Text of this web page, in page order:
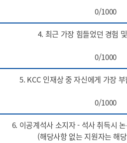
0/1000
4. 최근 가장 힘들었던 경험
0/1000
5. KCC 인재상 중 자신에게 가장
0/1000
6. 이공계석사 소지자 - 석사 취득시
(해당사항 없는 지원자는 해